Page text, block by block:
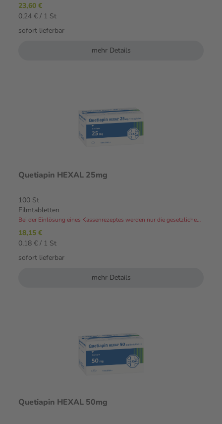
23,60 €
0,24 € / 1 St
sofort lieferbar
mehr Details
Quetiapin HEXAL 25mg
100 St
Filmtabletten
Bei der Einlösung eines Kassenrezeptes werden nur die gesetzlichen Zuzahlungen und Eigenanteile in Rechnung gestellt.⁴
18,15 €
0,18 € / 1 St
sofort lieferbar
mehr Details
Quetiapin HEXAL 50mg